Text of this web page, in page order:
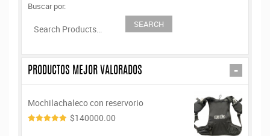
Buscar por:
-
PRODUCTOS MEJOR VALORADOS
Mochilachaleco con reservorio
$140000.00